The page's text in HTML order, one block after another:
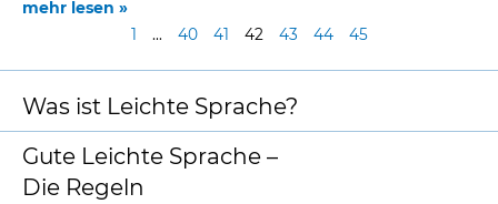
Was ist Leichte Sprache?
Gute Leichte Sprache –
Die Regeln
mehr lesen »
1 … 40 41 42 43 44 45